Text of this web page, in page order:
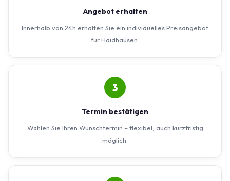
Angebot erhalten
Innerhalb von 24h erhalten Sie ein individuelles Preisangebot
für Haidhausen.
3
Termin bestätigen
Wählen Sie Ihren Wunschtermin – flexibel, auch kurzfristig
möglich.